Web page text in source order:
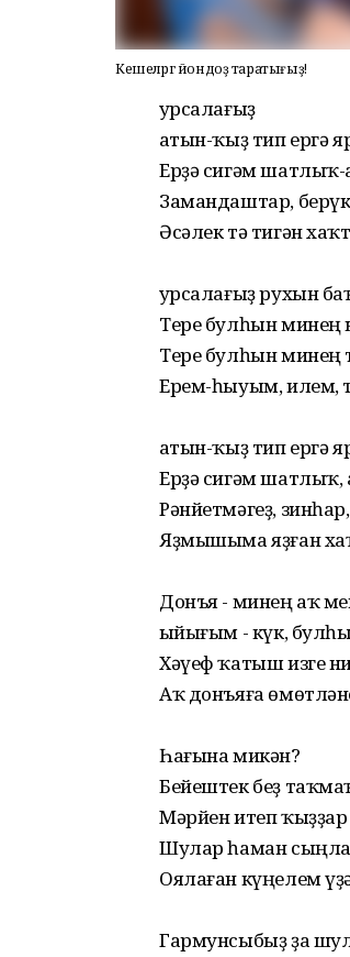
Кешеләргә йондоҙ таратығыҙ!
Ҡурсалағыҙ
Ҡатын-ҡыҙ тип ергә
Ерҙә сигәм
Замандаштар,
Әсәлек тә тигән
Ҡурсалағыҙ рухын
Тере булһын минең
Тере булһын
Ерем-һыуым, илем,
Ҡатын-ҡыҙ тип ергә
Ерҙә сигәм
Рәнйетмәгеҙ,
Яҙмышыма яҙған
Донъя - минең аҡ
Ҡыйығым - күк,
Хәүеф ҡатыш изге
Аҡ донъяға
Һағына микән?
Бейештек беҙ
Мәрйен итеп ҡыҙҙар
Шулар һаман
Оялаған күңелем
Гармунсыбыҙ ҙа